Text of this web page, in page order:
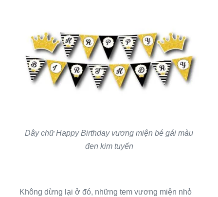
Dây chữ Happy Birthday vương miện bé gái màu
đen kim tuyến
Không dừng lại ở đó, những tem vương miện nhỏ